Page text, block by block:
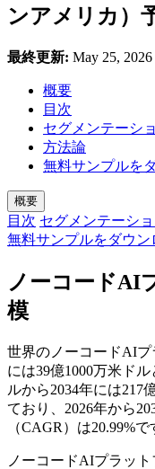
ンアメリカ）
最終更新: May 25, 2026
概要
目次
セグメンテーシ
方法論
無料サンプルを
概要
目次 セグメンテーシ
無料サンプルをダウン
ノーコードAI
模
世界のノーコードAIプ
には39億1000万米ド
ルから2034年には217
ており、2026年から
（CAGR）は20.99%で
ノーコードAIプラッ